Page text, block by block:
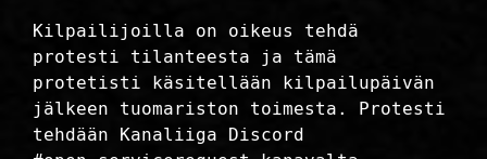
Kilpailijoilla on oikeus tehdä
protesti tilanteesta ja tämä
protetisti käsitellään kilpailupäivän
jälkeen tuomariston toimesta. Protesti
tehdään Kanaliiga Discord